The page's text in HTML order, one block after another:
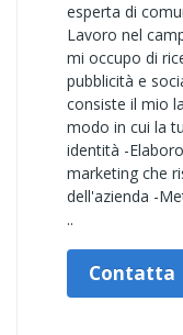
esperta di
Lavoro nel
mi occupo di
pubblicità e
consiste il mio
modo in cui la
identità -
marketing che
dell'azienda -
..
Contatta